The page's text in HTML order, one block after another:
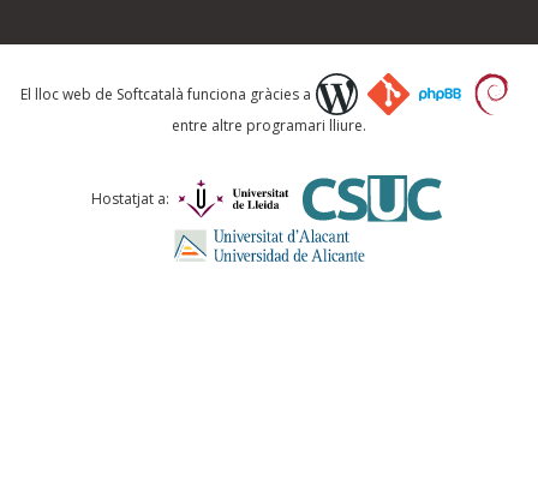
Què proposeu?
Comentari *
El lloc web de Softcatalà funciona gràcies a
entre altre programari lliure.
Hostatjat a: